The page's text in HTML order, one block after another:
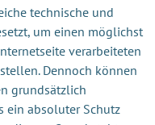
technische und
um einen möglichst
verarbeiteten
Dennoch können
grundsätzlich
ein absoluter Schutz